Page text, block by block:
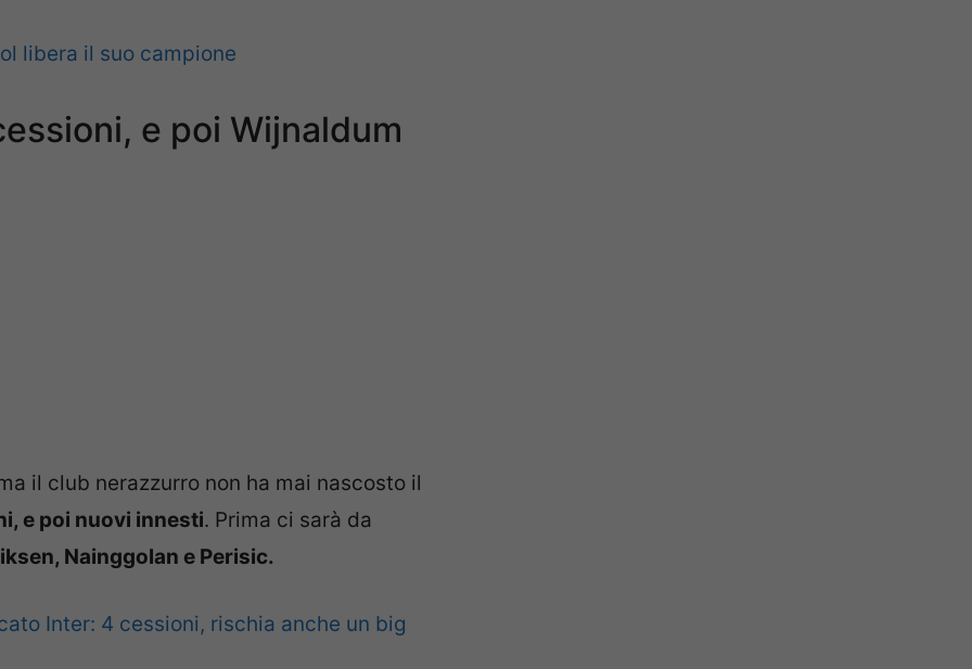
libera il suo campione
e poi Wijnaldum
il club nerazzurro non ha mai nascosto il
e poi nuovi innesti. Prima ci sarà da
Nainggolan e Perisic.
Inter: 4 cessioni, rischia anche un big